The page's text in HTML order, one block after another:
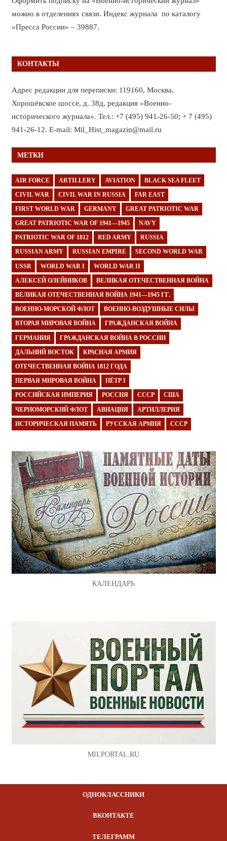
можно в отделениях связи. Индекс журнала по каталогу
«Пресса России» – 39887.
КОНТАКТЫ
Адрес редакции для переписки: 119160, Москва,
Хорошёвское шоссе, д. 38д, редакция «Военно-
исторического журнала». Тел.: +7 (495) 941-26-50; + 7 (495)
941-26-12. E-mail: Mil_Hist_magazin@mail.ru
МЕТКИ
AIR FORCE ARTILLERY AVIATION BLACK SEA FLEET
CIVIL WAR CIVIL WAR IN RUSSIA FAR EAST
FIRST WORLD WAR GERMANY GREAT PATRIOTIC WAR
GREAT PATRIOTIC WAR OF 1941—1945 NAVY
PATRIOTIC WAR OF 1812 RED ARMY RUSSIA
RUSSIAN ARMY RUSSIAN EMPIRE SECOND WORLD WAR
USSR WORLD WAR I WORLD WAR II
АЛЕКСЕЙ ОЛЕЙНИКОВ ВЕЛИКАЯ ОТЕЧЕСТВЕННАЯ ВОЙНА
ВЕЛИКАЯ ОТЕЧЕСТВЕННАЯ ВОЙНА 1941—1945 ГГ.
ВОЕННО-МОРСКОЙ ФЛОТ ВОЕННО-ВОЗДУШНЫЕ СИЛЫ
ВТОРАЯ МИРОВАЯ ВОЙНА ГРАЖДАНСКАЯ ВОЙНА
ГЕРМАНИЯ ГРАЖДАНСКАЯ ВОЙНА В РОССИИ
ДАЛЬНИЙ ВОСТОК КРАСНАЯ АРМИЯ
ОТЕЧЕСТВЕННАЯ ВОЙНА 1812 ГОДА
ПЕРВАЯ МИРОВАЯ ВОЙНА ПЁТР I
РОССИЙСКАЯ ИМПЕРИЯ РОССИЯ СССР США
ЧЕРНОМОРСКИЙ ФЛОТ АВИАЦИЯ АРТИЛЛЕРИЯ
ИСТОРИЧЕСКАЯ ПАМЯТЬ РУССКАЯ АРМИЯ СССР
КАЛЕНДАРЬ
MILPORTAL.RU
ОДНОКЛАССНИКИ
ВКОНТАКТЕ
ТЕЛЕГРАММ